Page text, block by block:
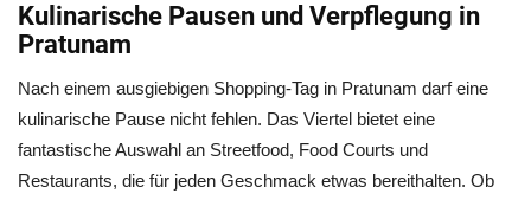
Kulinarische Pausen und Verpflegung in
Pratunam
Nach einem ausgiebigen Shopping-Tag in Pratunam darf eine
kulinarische Pause nicht fehlen. Das Viertel bietet eine
fantastische Auswahl an Streetfood, Food Courts und
Restaurants, die für jeden Geschmack etwas bereithalten. Ob